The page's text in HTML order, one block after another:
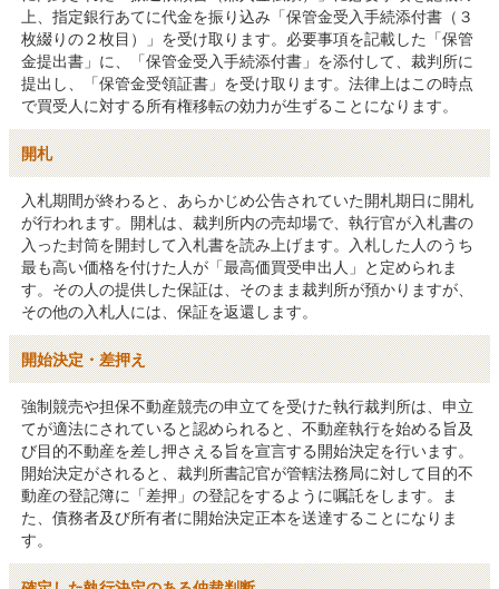
上、指定銀行あてに代金を振り込み「保管金受入手続添付書（３
枚綴りの２枚目）」を受け取ります。必要事項を記載した「保管
金提出書」に、「保管金受入手続添付書」を添付して、裁判所に
提出し、「保管金受領証書」を受け取ります。法律上はこの時点
で買受人に対する所有権移転の効力が生ずることになります。
開札
入札期間が終わると、あらかじめ公告されていた開札期日に開札
が行われます。開札は、裁判所内の売却場で、執行官が入札書の
入った封筒を開封して入札書を読み上げます。入札した人のうち
最も高い価格を付けた人が「最高価買受申出人」と定められま
す。その人の提供した保証は、そのまま裁判所が預かりますが、
その他の入札人には、保証を返還します。
開始決定・差押え
強制競売や担保不動産競売の申立てを受けた執行裁判所は、申立
てが適法にされていると認められると、不動産執行を始める旨及
び目的不動産を差し押さえる旨を宣言する開始決定を行います。
開始決定がされると、裁判所書記官が管轄法務局に対して目的不
動産の登記簿に「差押」の登記をするように嘱託をします。ま
た、債務者及び所有者に開始決定正本を送達することになりま
す。